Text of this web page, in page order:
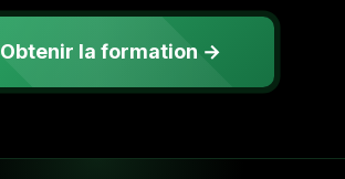
Obtenir la formation →